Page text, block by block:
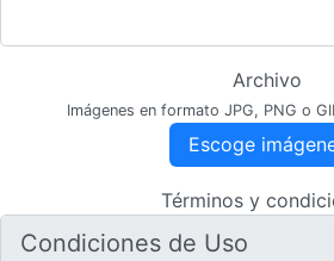
Archivo
Imágenes en formato JPG, PNG o
Escoge
Términos y